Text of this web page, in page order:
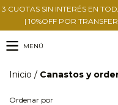
3 CUOTAS SIN INTERÉS EN
| 10%OFF POR
MENÚ
Inicio / Canastos y
Ordenar por